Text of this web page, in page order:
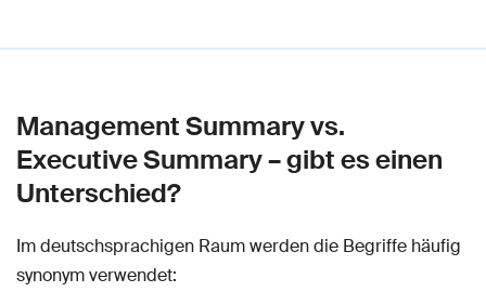
Management Summary vs.
Executive Summary – gibt es einen
Unterschied?
Im deutschsprachigen Raum werden die Begriffe häufig
synonym verwendet: